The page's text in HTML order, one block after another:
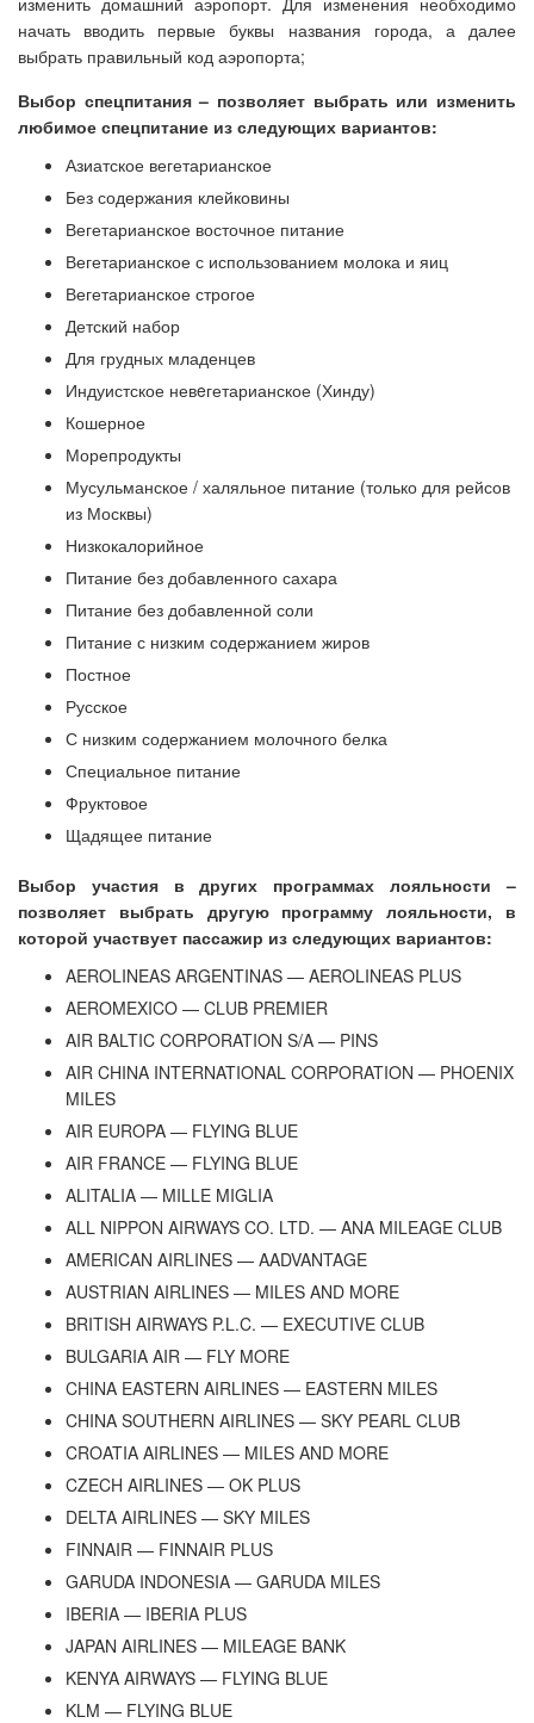
начать вводить первые буквы названия города, а далее
выбрать правильный код аэропорта;
Выбор спецпитания – позволяет выбрать или изменить
любимое спецпитание из следующих вариантов:
Азиатское вегетарианское
Без содержания клейковины
Вегетарианское восточное питание
Вегетарианское с использованием молока и яиц
Вегетарианское строгое
Детский набор
Для грудных младенцев
Индуистское невeгетарианское (Хинду)
Кошерное
Морепродукты
Мусульманское / халяльное питание (только для рейсов
из Москвы)
Низкокалорийное
Питание без добавленного сахара
Питание без добавленной соли
Питание с низким содержанием жиров
Постное
Русское
С низким содержанием молочного белка
Специальное питание
Фруктовое
Щадящее питание
Выбор участия в других программах лояльности –
позволяет выбрать другую программу лояльности, в
которой участвует пассажир из следующих вариантов:
AEROLINEAS ARGENTINAS — AEROLINEAS PLUS
AEROMEXICO — CLUB PREMIER
AIR BALTIC CORPORATION S/A — PINS
AIR CHINA INTERNATIONAL CORPORATION — PHOENIX
MILES
AIR EUROPA — FLYING BLUE
AIR FRANCE — FLYING BLUE
ALITALIA — MILLE MIGLIA
ALL NIPPON AIRWAYS CO. LTD. — ANA MILEAGE CLUB
AMERICAN AIRLINES — AADVANTAGE
AUSTRIAN AIRLINES — MILES AND MORE
BRITISH AIRWAYS P.L.C. — EXECUTIVE CLUB
BULGARIA AIR — FLY MORE
CHINA EASTERN AIRLINES — EASTERN MILES
CHINA SOUTHERN AIRLINES — SKY PEARL CLUB
CROATIA AIRLINES — MILES AND MORE
CZECH AIRLINES — OK PLUS
DELTA AIRLINES — SKY MILES
FINNAIR — FINNAIR PLUS
GARUDA INDONESIA — GARUDA MILES
IBERIA — IBERIA PLUS
JAPAN AIRLINES — MILEAGE BANK
KENYA AIRWAYS — FLYING BLUE
KLM — FLYING BLUE